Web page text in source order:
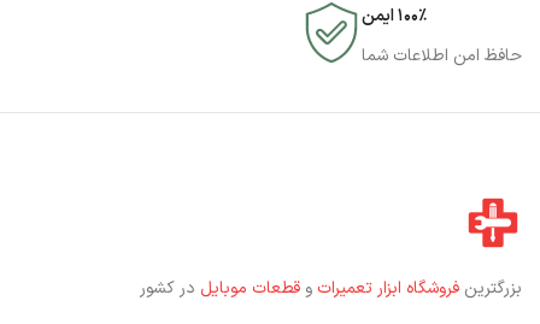
۱۰۰٪ ایمن
حافظ امن اطلاعات شما
بزرگترین فروشگاه ابزار تعمیرات و قطعات موبایل در کشور